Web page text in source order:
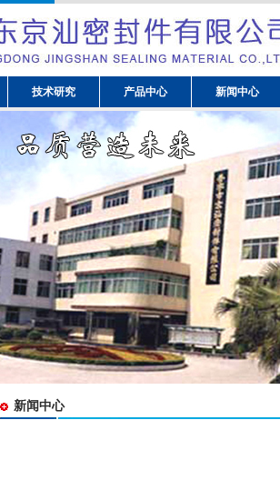
技术研究 产品中心 新闻中心
新闻中心